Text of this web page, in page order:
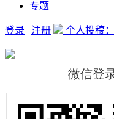
专题
登录 | 注册 个人投稿：